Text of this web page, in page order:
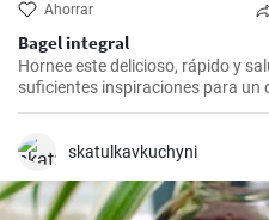
Ahorrar
Bagel integral
Hornee este delicioso, rápido y
suficientes inspiraciones para un
skatulkavkuchyni